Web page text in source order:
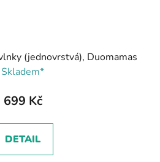
(jednovrstvá), Duomamas
Skladem*
699 Kč
DETAIL